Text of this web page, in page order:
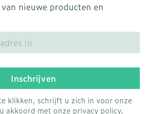
nieuwe producten en
Inschrijven
klikken, schrijft u zich in voor onze
akkoord met onze privacy policy.